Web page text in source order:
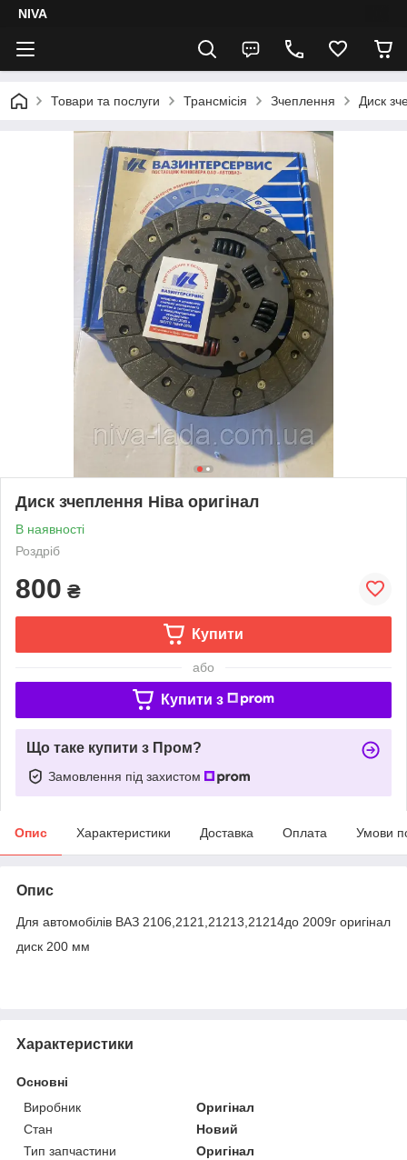
NIVA
Товари та послуги Трансмісія Зчеплення Диск
Диск зчеплення Ніва оригінал
В наявності
Роздріб
800 ₴
Купити
або
Купити з
Що таке купити з Пром?
Замовлення під захистом
Опис Характеристики Доставка Оплата Умови
Опис
Для автомобілів ВАЗ 2106,2121,21213,21214до 2009г оригінал
диск 200 мм
Характеристики
Основні
Виробник
Оригінал
Стан
Новий
Тип запчастини
Оригінал